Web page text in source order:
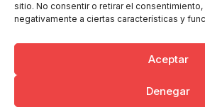
sitio. No consentir o retirar el
negativamente a ciertas características y
Aceptar
Denegar